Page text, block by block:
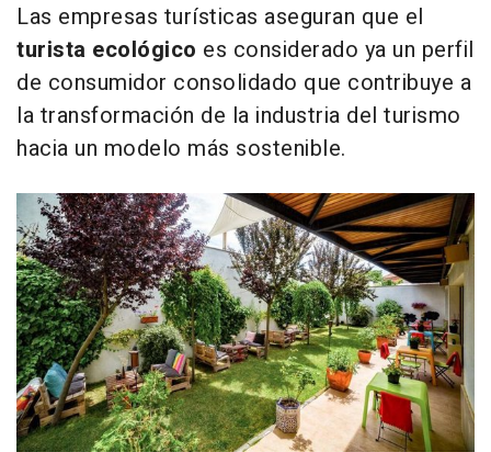
Las empresas turísticas aseguran que el
turista ecológico es considerado ya un perfil
de consumidor consolidado que contribuye a
la transformación de la industria del turismo
hacia un modelo más sostenible.